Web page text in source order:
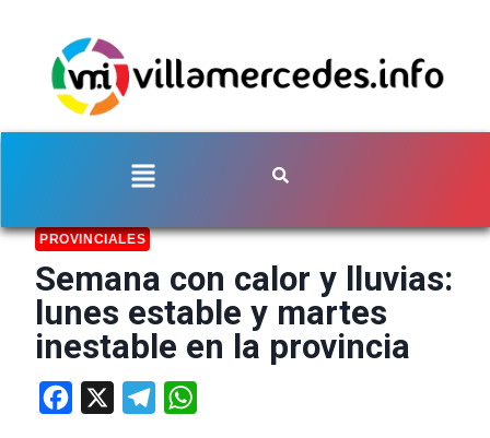
PROVINCIALES
Semana con calor y lluvias:
lunes estable y martes
inestable en la provincia
Facebook Telegram